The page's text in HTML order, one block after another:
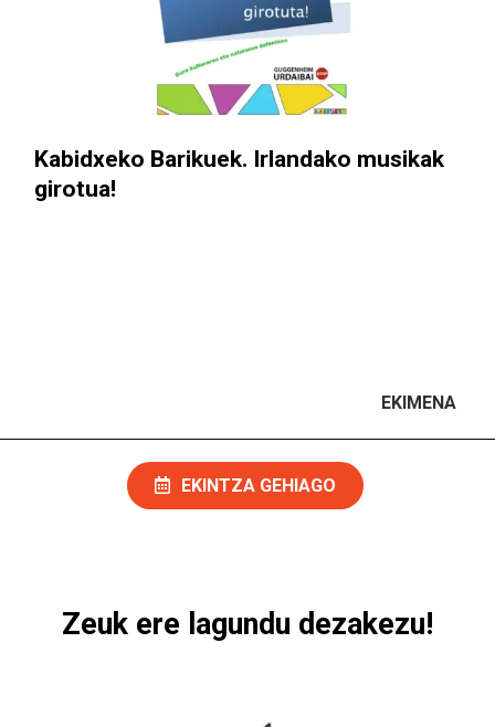
Kabidxeko Barikuek. Irlandako musikak
girotua!
EKIMENA
EKINTZA GEHIAGO
Zeuk ere lagundu dezakezu!